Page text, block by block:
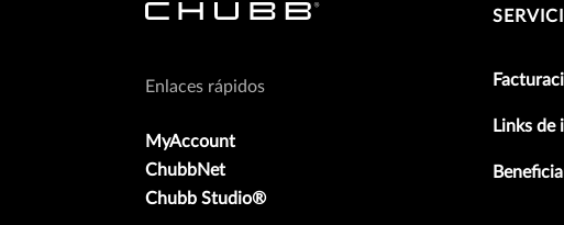
Enlaces rápidos
MyAccount
ChubbNet
Chubb Studio®
Links de